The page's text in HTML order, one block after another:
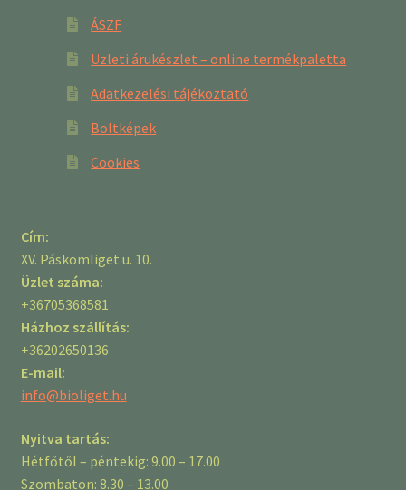
ÁSZF
Üzleti árukészlet – online termékpaletta
Adatkezelési tájékoztató
Boltképek
Cookies
Cím:
XV. Páskomliget u. 10.
Üzlet száma:
+36705368581
Házhoz szállítás:
+36202650136
E-mail:
info@bioliget.hu
Nyitva tartás:
Hétfőtől – péntekig: 9.00 – 17.00
Szombaton: 8.30 – 13.00